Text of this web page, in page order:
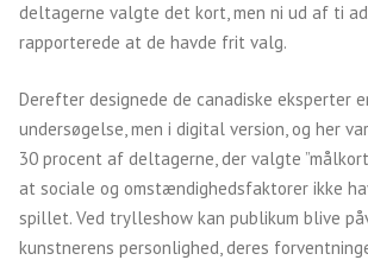
deltagerne valgte det kort, men ni ud af ti
rapporterede at de havde frit valg.
Derefter designede de canadiske eksperter
undersøgelse, men i digital version, og her
30 procent af deltagerne, der valgte
at sociale og omstændighedsfaktorer ikke
spillet. Ved trylleshow kan publikum blive
kunstnerens personlighed, deres